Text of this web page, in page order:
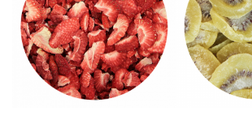
useampi
muunnelma.
Voit
tehdä
valinnat
useampi
muunnelma.
Voit
tehdä
valinnat